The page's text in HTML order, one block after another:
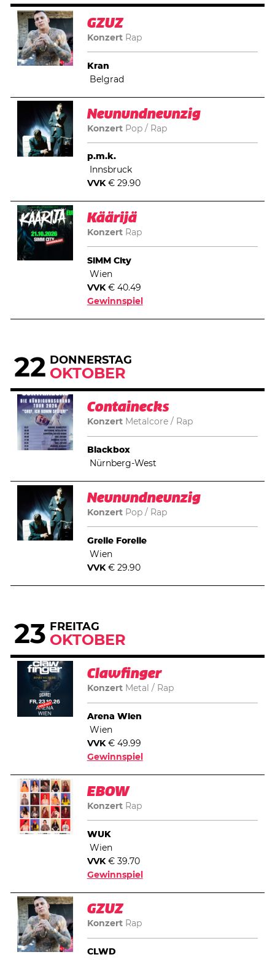
GZUZ
Konzert Rap
Kran
Belgrad
Neunundneunzig
Konzert Pop Rap
p.m.k.
Innsbruck
VVK€ 29.90
Käärijä
Konzert Rap
SiMM City
Wien
VVK€ 40.49
Gewinnspiel
22 DONNERSTAG
OKTOBER
Containecks
Konzert Metalcore Rap
Blackbox
Nürnberg-West
Neunundneunzig
Konzert Pop Rap
Grelle Forelle
Wien
VVK€ 29.90
23 FREITAG
OKTOBER
Clawfinger
Konzert Metal Rap
Arena Wien
Wien
VVK€ 49.99
Gewinnspiel
EBOW
Konzert Rap
WUK
Wien
VVK€ 39.70
Gewinnspiel
GZUZ
Konzert Rap
CLWD